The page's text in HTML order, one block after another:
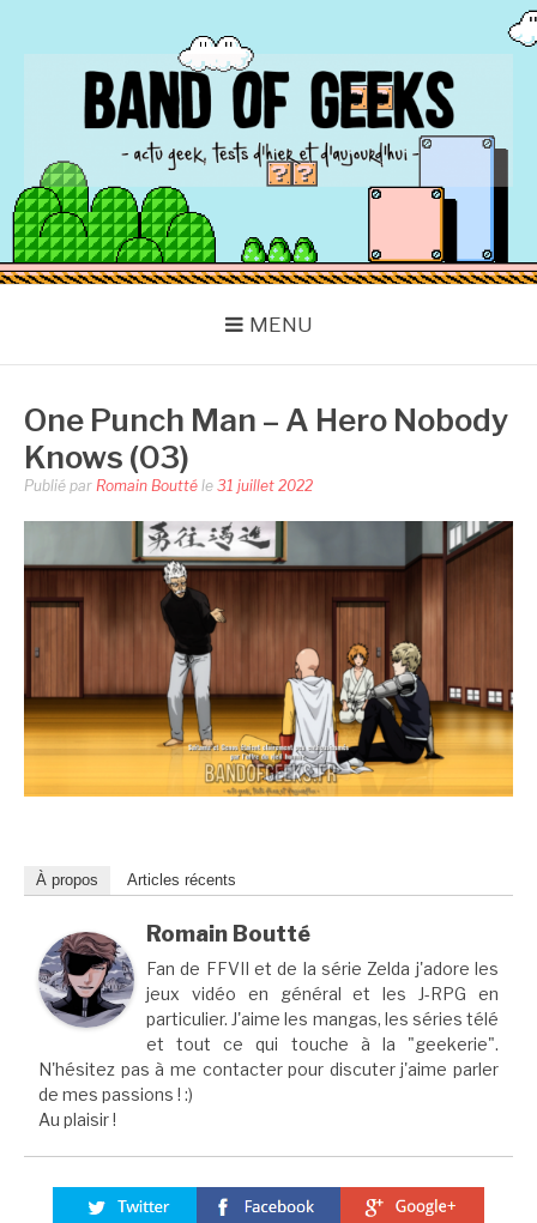
BAND OF GEEKS
Actu Geek d'hier et d'aujourd'hui
MENU
One Punch Man – A Hero Nobody
Knows (03)
Publié par Romain Boutté le 31 juillet 2022
À propos Articles récents
Romain Boutté
Fan de FFVII et de la série Zelda j'adore les
jeux vidéo en général et les J-RPG en
particulier. J'aime les mangas, les séries télé
et tout ce qui touche à la "geekerie".
N'hésitez pas à me contacter pour discuter j'aime parler
de mes passions ! :)
Au plaisir !